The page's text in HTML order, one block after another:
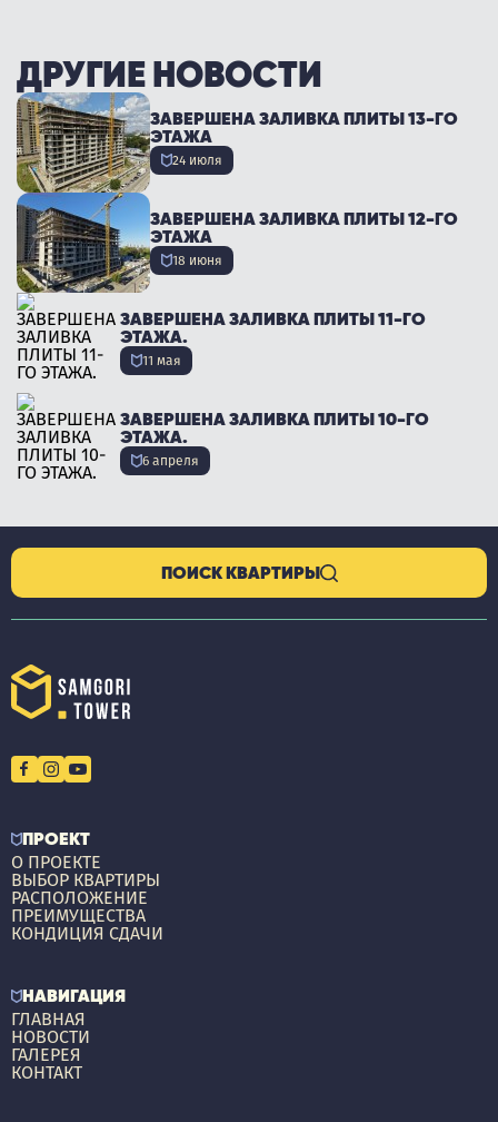
ДРУГИЕ НОВОСТИ
ЗАВЕРШЕНА ЗАЛИВКА ПЛИТЫ 13-ГО
ЭТАЖА
24 июля
ЗАВЕРШЕНА ЗАЛИВКА ПЛИТЫ 12-ГО
ЭТАЖА
18 июня
ЗАВЕРШЕНА ЗАЛИВКА ПЛИТЫ 11-ГО
ЭТАЖА.
11 мая
ЗАВЕРШЕНА ЗАЛИВКА ПЛИТЫ 10-ГО
ЭТАЖА.
6 апреля
ПОИСК КВАРТИРЫ
ПРОЕКТ
О ПРОЕКТЕ
ВЫБОР КВАРТИРЫ
РАСПОЛОЖЕНИЕ
ПРЕИМУЩЕСТВА
КОНДИЦИЯ СДАЧИ
НАВИГАЦИЯ
ГЛАВНАЯ
НОВОСТИ
ГАЛЕРЕЯ
КОНТАКТ